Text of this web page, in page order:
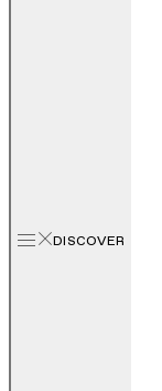
DISCOVER